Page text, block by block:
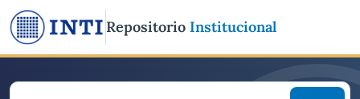
Repositorio Institucional
Buscar